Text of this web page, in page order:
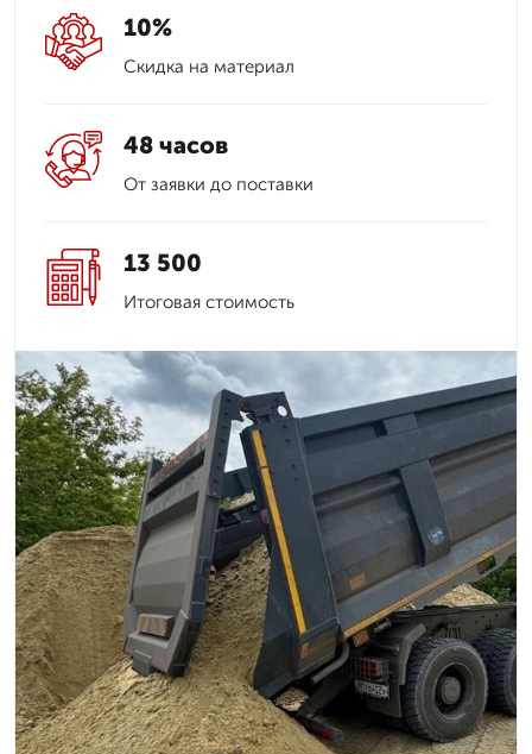
10%
Скидка на материал
48 часов
От заявки до поставки
13 500
Итоговая стоимость